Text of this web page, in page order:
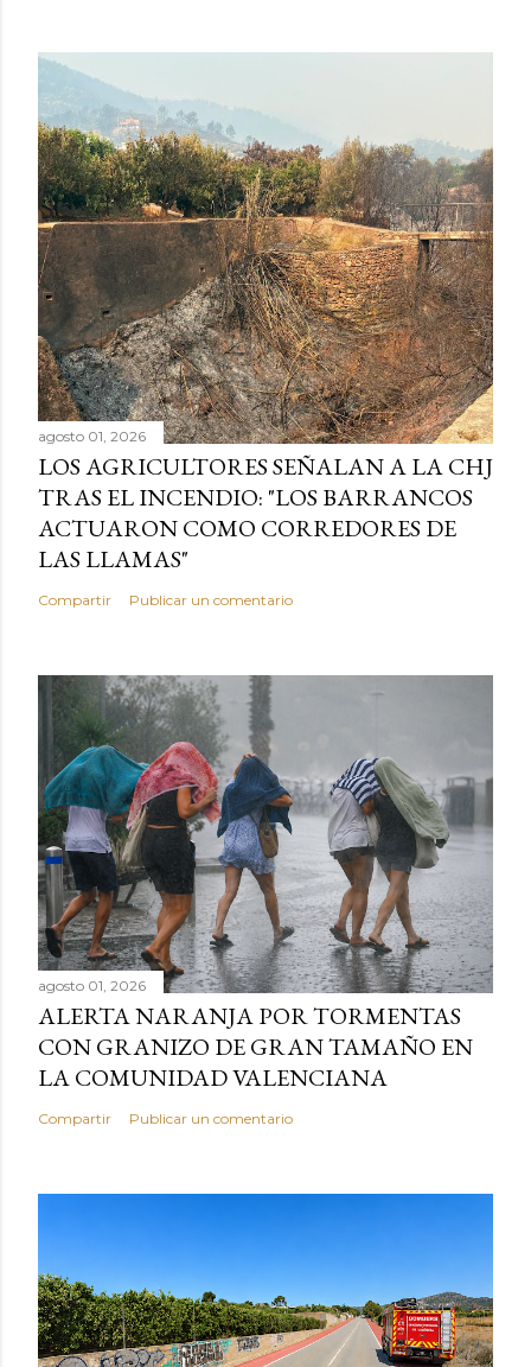
agosto 01, 2026
LOS AGRICULTORES SEÑALAN A LA CHJ
TRAS EL INCENDIO: "LOS BARRANCOS
ACTUARON COMO CORREDORES DE
LAS LLAMAS"
Compartir Publicar un comentario
agosto 01, 2026
ALERTA NARANJA POR TORMENTAS
CON GRANIZO DE GRAN TAMAÑO EN
LA COMUNIDAD VALENCIANA
Compartir Publicar un comentario